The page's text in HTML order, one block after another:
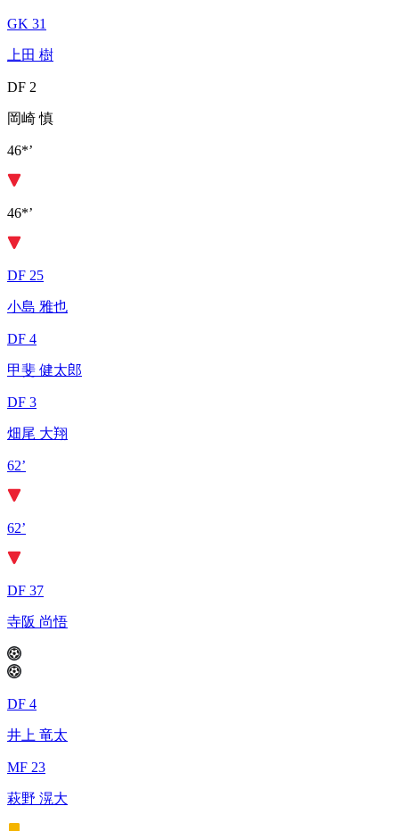
GK 31
上田 樹
DF 2
岡崎 慎
46*’
46*’
DF 25
小島 雅也
DF 4
甲斐 健太郎
DF 3
畑尾 大翔
62’
62’
DF 37
寺阪 尚悟
DF 4
井上 竜太
MF 23
萩野 滉大